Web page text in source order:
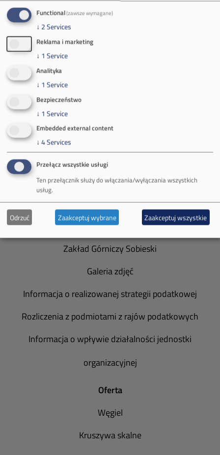
mail:media@pkw-sa.pl
(poniedziałek-piątek 7:00-15:00)
Spółka Południowy Koncern Węglowy
Zakład Górniczy Brzeszcze
Zakład Górniczy Janina
Zakład Górniczy Sobieski
Galeria zdjęć
Informacja o realizowanej strategii podatkowej
Rozliczenia z podmiotami z rajów podatkowych
Informacja o wpływie działalności jednostki
organizacyjnej
Oferta
Węgiel
Kruszywa skalne
Functional(zawsze wymagane)
↓ 2Services
Reklama i marketing
↓ 1 Service
Analityka
↓ 1 Service
Bezpieczeństwo
↓ 1 Service
Embedded external content
↓ 4Services
Przełącz wszystkie usługi
Ten przełącznik służy do włączania/wyłączania wszystkich
usług.
Odrzuć Zaakceptuj wybrane Zaakceptuj wszystkie